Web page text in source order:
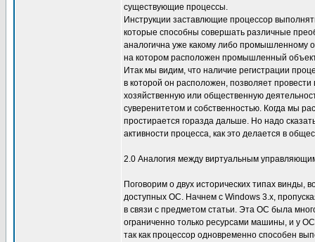
существующие процессы.
Инструкции заставлющие процессор
которые способны совершать различные
аналогична уже какому либо промышленному
на котором расположен промышленный
Итак мы видим, что наличие регистрации
в которой он расположен, позволяет
хозяйственную или общественную
суверенитетом и собственностью. Когда мы
простирается горазда дальше. Но надо
активности процесса, как это делается в
2.0 Аналогия между виртуальным
Поговорим о двух исторических типах винды,
доступных ОС. Начнем с Windows 3.x,
в связи с предметом статьи. Эта ОС была
ограниченно только ресурсами машины, и у
так как процессор одновременно способен